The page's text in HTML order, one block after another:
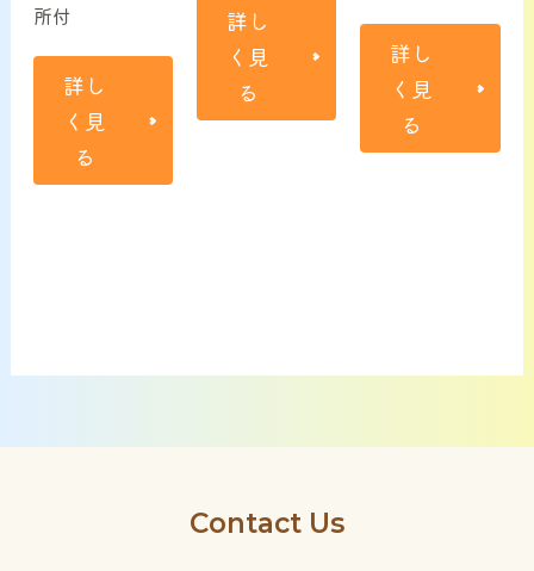
所付
詳し
く見
る
詳し
く見
る
詳し
く見
る
Contact Us